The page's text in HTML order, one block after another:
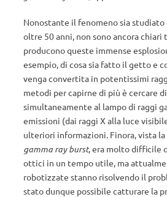
Nonostante il fenomeno sia
oltre 50 anni, non sono ancora
producono queste immense
esempio, di cosa sia fatto il getto e
venga convertita in potentissimi
metodi per capirne di più è cercare
simultaneamente al lampo di raggi
emissioni (dai raggi X alla luce
ulteriori informazioni. Finora, vista
gamma ray burst, era molto difficile
ottici in un tempo utile, ma
robotizzate stanno risolvendo il
stato dunque possibile catturare la